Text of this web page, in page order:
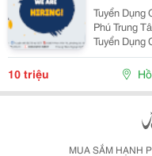
Tuyển Dụng
Phú Trung Tâm Ngoại Ngữ Kiến Tạo C.e.t Thông Báo
Tuyển Dụng Cet Là Một Trung Tâm Ngoại Ngữ Đã Được
Thành Lập
10 triệu
MUA SẮM HẠNH